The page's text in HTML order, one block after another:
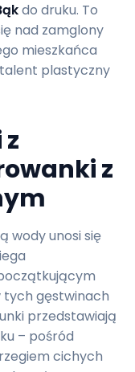
do druku. To
nad zamglony
mieszkańca
plastyczny
z
wody unosi się
tych gęstwinach
przedstawiają
– pośród
cichych